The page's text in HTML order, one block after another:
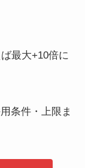
最大+10倍に
条件・上限ま